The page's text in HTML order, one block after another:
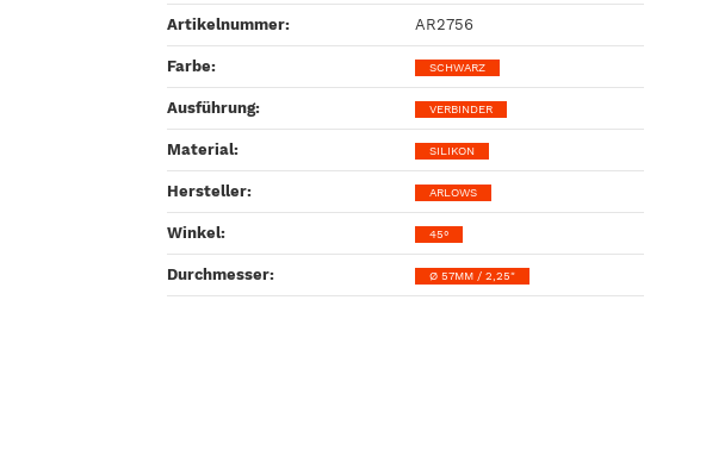
Artikelnummer: AR2756
Farbe‍: SCHWARZ
Ausführung‍: VERBINDER
Material‍: SILIKON
Hersteller‍: ARLOWS
Winkel‍: 45°
Durchmesser‍: Ø 57MM / 2,25"